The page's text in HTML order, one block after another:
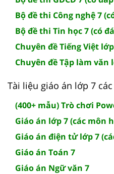
Bộ đề thi Công nghệ 7
Bộ đề thi Tin học 7 (có
Chuyên đề Tiếng Việt
Chuyên đề Tập làm văn
Tài liệu giáo án lớp 7
(400+ mẫu) Trò chơi
Giáo án lớp 7 (các môn
Giáo án điện tử lớp 7
Giáo án Toán 7
Giáo án Ngữ văn 7